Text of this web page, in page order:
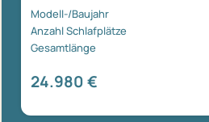
Modell-/Baujahr
Anzahl Schlafplätze
Gesamtlänge
24.980 €